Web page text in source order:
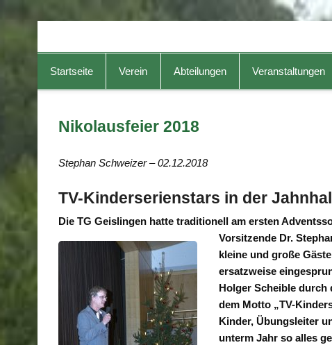
Startseite Verein Abteilungen Veranstaltungen
Nikolausfeier 2018
Stephan Schweizer – 02.12.2018
TV-Kinderserienstars in der
Die TG Geislingen hatte traditionell am ersten
Vorsitzende Dr.
kleine und große
ersatzweise
Holger Scheible durch
dem Motto „TV-
Kinder, Übungsleiter
unterm Jahr so alles